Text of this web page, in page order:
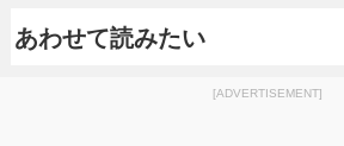
あわせて読みたい
[ADVERTISEMENT]